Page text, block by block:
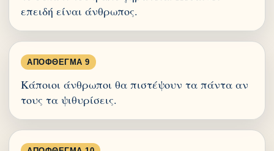
επειδή είναι άνθρωπος.
ΑΠΌΦΘΕΓΜΑ 9
Κάποιοι άνθρωποι θα πιστέψουν τα πάντα αν
τους τα ψιθυρίσεις.